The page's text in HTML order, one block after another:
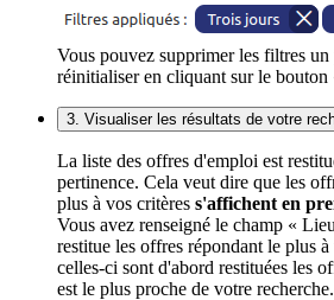
Vous pouvez supprimer les filtres
réinitialiser en cliquant sur le
3. Visualiser les résultats de votre
La liste des offres d'emploi est
pertinence. Cela veut dire que les
plus à vos critères s'affichent en
Vous avez renseigné le champ «
restitue les offres répondant le plus
celles-ci sont d'abord restituées les
est le plus proche de votre recherche.